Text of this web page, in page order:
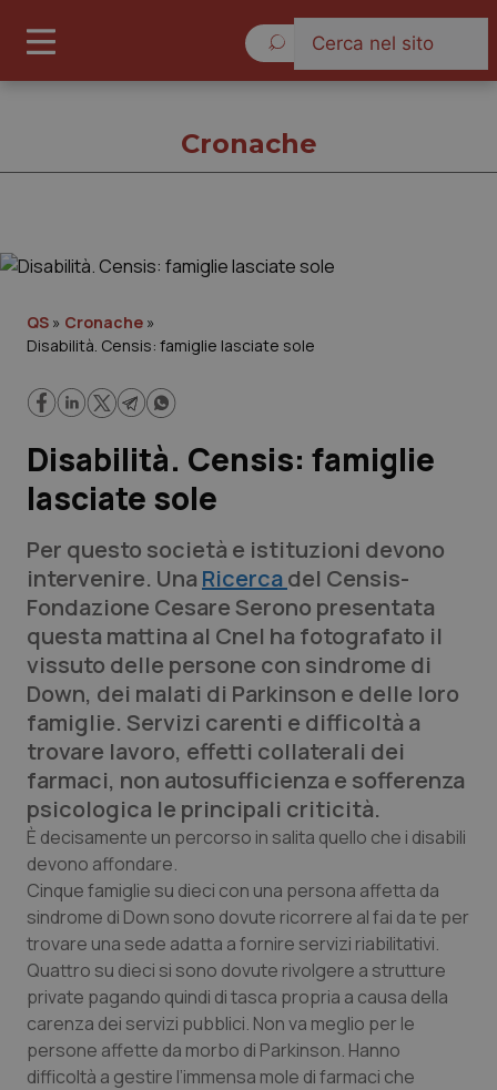
Cronache
Lavoro e Professioni
Scienza e Farmaci
Studi e Analisi
Lettere al direttore
Edizioni Regionali
QS Pro
Professionisti Sanitari.AI
Abruzzo
Basilicata
Calabria
Campania
QS Pro Gold
Artrite & artrosi
Asma & BPCO
Car-T
QS Club Newsletter
Cronache
QS » Cronache »
Disabilità. Censis: famiglie lasciate sole
Disabilità. Censis: famiglie
lasciate sole
Per questo società e istituzioni devono
intervenire. Una Ricercadel Censis-
Fondazione Cesare Serono presentata
questa mattina al Cnel ha fotografato il
vissuto delle persone con sindrome di
Down, dei malati di Parkinson e delle loro
famiglie. Servizi carenti e difficoltà a
trovare lavoro, effetti collaterali dei
farmaci, non autosufficienza e sofferenza
psicologica le principali criticità.
È decisamente un percorso in salita quello che i disabili
devono affondare.
Cinque famiglie su dieci con una persona affetta da
sindrome di Down sono dovute ricorrere al fai da te per
trovare una sede adatta a fornire servizi riabilitativi.
Quattro su dieci si sono dovute rivolgere a strutture
private pagando quindi di tasca propria a causa della
carenza dei servizi pubblici. Non va meglio per le
persone affette da morbo di Parkinson. Hanno
difficoltà a gestire l’immensa mole di farmaci che